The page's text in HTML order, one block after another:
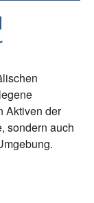
Aktiven der
sondern auch